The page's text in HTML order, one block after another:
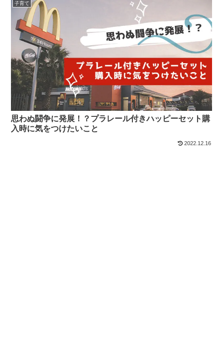
子育て
思わぬ闘争に発展！？プラレール付きハッピーセット購
入時に気をつけたいこと
2022.12.16